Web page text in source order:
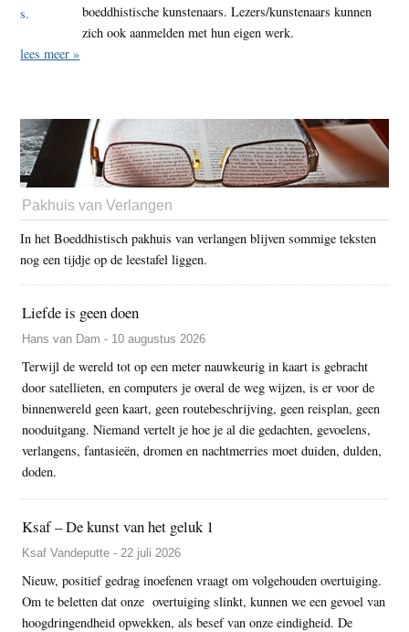
boeddhistische kunstenaars. Lezers/kunstenaars kunnen
zich ook aanmelden met hun eigen werk.
lees meer »
Pakhuis van Verlangen
In het Boeddhistisch pakhuis van verlangen blijven sommige teksten
nog een tijdje op de leestafel liggen.
Liefde is geen doen
Hans van Dam - 10 augustus 2026
Terwijl de wereld tot op een meter nauwkeurig in kaart is gebracht
door satellieten, en computers je overal de weg wijzen, is er voor de
binnenwereld geen kaart, geen routebeschrijving, geen reisplan, geen
nooduitgang. Niemand vertelt je hoe je al die gedachten, gevoelens,
verlangens, fantasieën, dromen en nachtmerries moet duiden, dulden,
doden.
Ksaf – De kunst van het geluk 1
Ksaf Vandeputte - 22 juli 2026
Nieuw, positief gedrag inoefenen vraagt om volgehouden overtuiging.
Om te beletten dat onze overtuiging slinkt, kunnen we een gevoel van
hoogdringendheid opwekken, als besef van onze eindigheid. De